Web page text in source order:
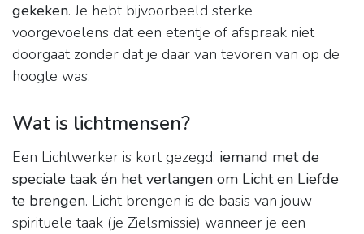
gekeken. Je hebt bijvoorbeeld sterke
voorgevoelens dat een etentje of afspraak niet
doorgaat zonder dat je daar van tevoren van op de
hoogte was.
Wat is lichtmensen?
Een Lichtwerker is kort gezegd: iemand met de
speciale taak én het verlangen om Licht en Liefde
te brengen. Licht brengen is de basis van jouw
spirituele taak (je Zielsmissie) wanneer je een